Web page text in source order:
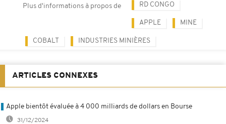
Plus d'informations à propos de RD CONGO
APPLE MINE
COBALT INDUSTRIES MINIÈRES
ARTICLES CONNEXES
Apple bientôt évaluée à 4 000 milliards de dollars en Bourse
31/12/2024